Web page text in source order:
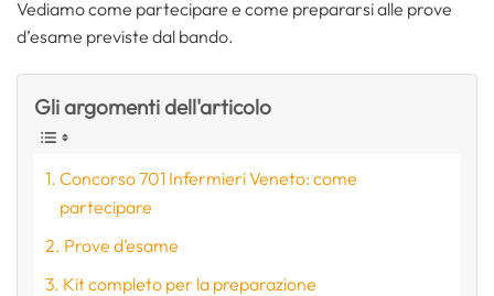
Vediamo come partecipare e come prepararsi alle prove
d’esame previste dal bando.
Gli argomenti dell'articolo
Concorso 701 Infermieri Veneto: come
partecipare
Prove d’esame
Kit completo per la preparazione